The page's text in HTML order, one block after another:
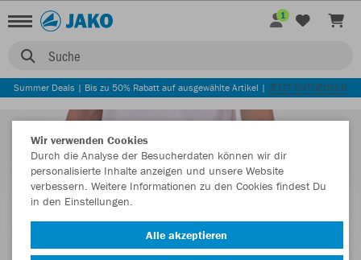
Suche
1
Summer Deals | Bis zu 50% Rabatt auf ausgewählte Artikel | JETZT ENTDECKEN
Wir verwenden Cookies
Durch die Analyse der Besucherdaten können wir dir
personalisierte Inhalte anzeigen und unsere Website
verbessern. Weitere Informationen zu den Cookies findest Du
in den Einstellungen.
Alle akzeptieren